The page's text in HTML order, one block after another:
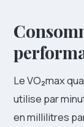
Le VO₂max
utilise par
en millilitres